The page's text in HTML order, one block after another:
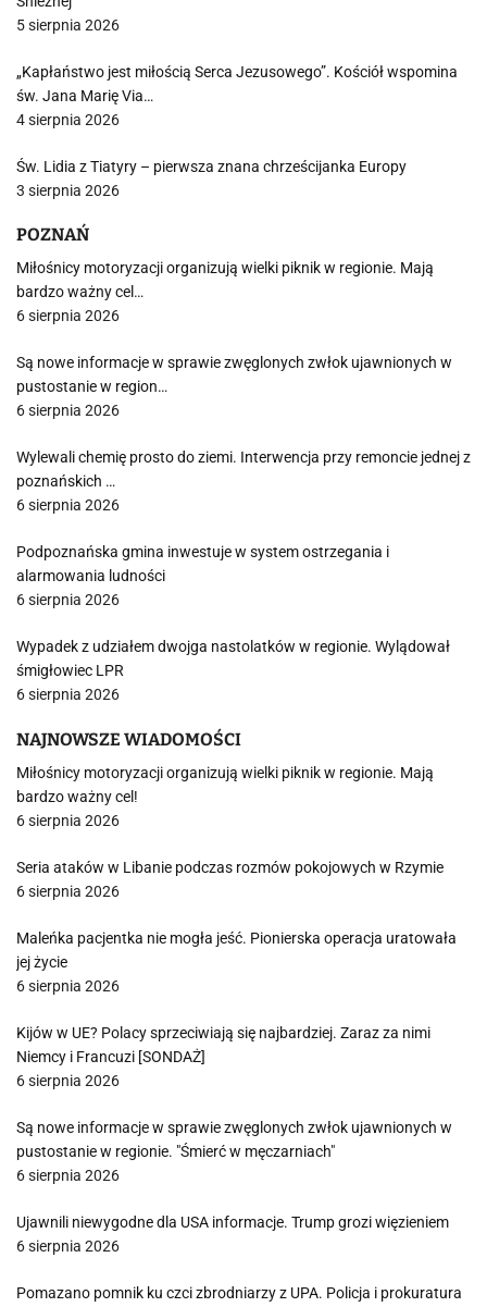
5 sierpnia 2026
„Kapłaństwo jest miłością Serca Jezusowego”. Kościół wspomina
św. Jana Marię Via…
4 sierpnia 2026
Św. Lidia z Tiatyry – pierwsza znana chrześcijanka Europy
3 sierpnia 2026
POZNAŃ
Miłośnicy motoryzacji organizują wielki piknik w regionie. Mają
bardzo ważny cel…
6 sierpnia 2026
Są nowe informacje w sprawie zwęglonych zwłok ujawnionych w
pustostanie w region…
6 sierpnia 2026
Wylewali chemię prosto do ziemi. Interwencja przy remoncie jednej z
poznańskich …
6 sierpnia 2026
Podpoznańska gmina inwestuje w system ostrzegania i
alarmowania ludności
6 sierpnia 2026
Wypadek z udziałem dwojga nastolatków w regionie. Wylądował
śmigłowiec LPR
6 sierpnia 2026
NAJNOWSZE WIADOMOŚCI
Miłośnicy motoryzacji organizują wielki piknik w regionie. Mają
bardzo ważny cel!
6 sierpnia 2026
Seria ataków w Libanie podczas rozmów pokojowych w Rzymie
6 sierpnia 2026
Maleńka pacjentka nie mogła jeść. Pionierska operacja uratowała
jej życie
6 sierpnia 2026
Kijów w UE? Polacy sprzeciwiają się najbardziej. Zaraz za nimi
Niemcy i Francuzi [SONDAŻ]
6 sierpnia 2026
Są nowe informacje w sprawie zwęglonych zwłok ujawnionych w
pustostanie w regionie. "Śmierć w męczarniach"
6 sierpnia 2026
Ujawnili niewygodne dla USA informacje. Trump grozi więzieniem
6 sierpnia 2026
Pomazano pomnik ku czci zbrodniarzy z UPA. Policja i prokuratura